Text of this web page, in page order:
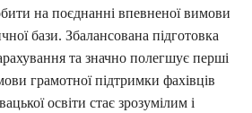
на поєднанні впевненої вимови
бази. Збалансована підготовка
та значно полегшує перші
грамотної підтримки фахівців
освіти стає зрозумілим і